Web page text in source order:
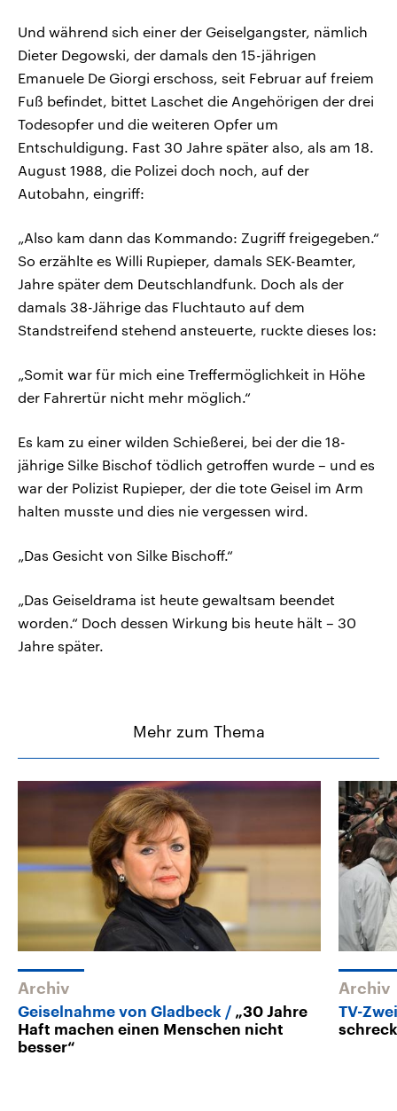
Und während sich einer der Geiselgangster, nämlich
Dieter Degowski, der damals den 15-jährigen
Emanuele De Giorgi erschoss, seit Februar auf freiem
Fuß befindet, bittet Laschet die Angehörigen der drei
Todesopfer und die weiteren Opfer um
Entschuldigung. Fast 30 Jahre später also, als am 18.
August 1988, die Polizei doch noch, auf der
Autobahn, eingriff:
„Also kam dann das Kommando: Zugriff freigegeben.“
So erzählte es Willi Rupieper, damals SEK-Beamter,
Jahre später dem Deutschlandfunk. Doch als der
damals 38-Jährige das Fluchtauto auf dem
Standstreifend stehend ansteuerte, ruckte dieses los:
„Somit war für mich eine Treffermöglichkeit in Höhe
der Fahrertür nicht mehr möglich.“
Es kam zu einer wilden Schießerei, bei der die 18-
jährige Silke Bischof tödlich getroffen wurde – und es
war der Polizist Rupieper, der die tote Geisel im Arm
halten musste und dies nie vergessen wird.
„Das Gesicht von Silke Bischoff.“
„Das Geiseldrama ist heute gewaltsam beendet
worden.“ Doch dessen Wirkung bis heute hält – 30
Jahre später.
Mehr zum Thema
Archiv
Geiselnahme von Gladbeck
„30 Jahre
Haft machen einen Menschen nicht
besser“
Archiv
TV-